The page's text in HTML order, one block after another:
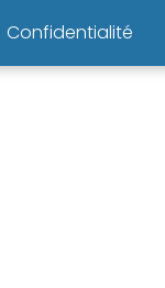
Confidentialité